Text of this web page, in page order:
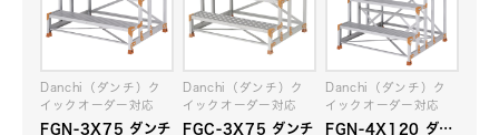
FGN-3X75 ダンチ
Danchi（ダンチ）ク
イックオーダー対応
FGC-3X75 ダンチ
Danchi（ダンチ）ク
イックオーダー対応
FGN-4X120 ダン
Danchi（ダンチ）ク
イックオーダー対応